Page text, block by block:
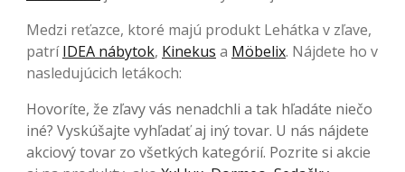
Medzi reťazce, ktoré majú produkt Lehátka v zľave,
patríIDEA nábytok, Kinekus a Möbelix. Nájdete ho v
nasledujúcich letákoch:
Hovoríte, že zľavy vás nenadchli a tak hľadáte niečo
iné? Vyskúšajte vyhľadať aj iný tovar. U nás nájdete
akciový tovar zo všetkých kategórií. Pozrite si akcie